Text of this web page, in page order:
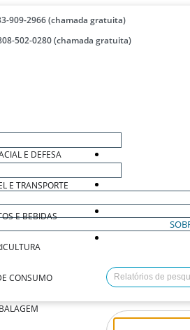
909-2966 (chamada gratuita)
502-0280 (chamada gratuita)
E DEFESA
E TRANSPORTE
E BEBIDAS
CONSUMO